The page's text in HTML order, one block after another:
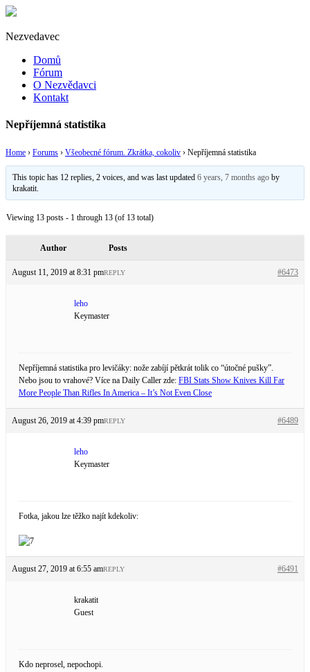
Nezvedavec
Domů
Fórum
O Nezvědavci
Kontakt
Nepříjemná statistika
Home › Forums › Všeobecné fórum. Zkrátka, cokoliv › Nepříjemná statistika
This topic has 12 replies, 2 voices, and was last updated6 years, 7 months ago by
krakatit
Viewing 13 posts - 1 through 13 (of 13 total)
Author Posts
August 11, 2019 at 8:31 pm #6473
REPLY
leho
Keymaster
Nepříjemná statistika pro levičáky: nože zabíjí pětkrát tolik co “útočné pušky”.
Nebo jsou to vrahové? Více na Daily Caller zde: FBI Stats Show Knives Kill Far
More People Than Rifles In America – It’s Not Even Close
August 26, 2019 at 4:39 pm #6489
REPLY
leho
Keymaster
Fotka, jakou lze těžko najít kdekoliv:
August 27, 2019 at 6:55 am #6491
REPLY
krakatit
Guest
Kdo neprosel, nepochopi.